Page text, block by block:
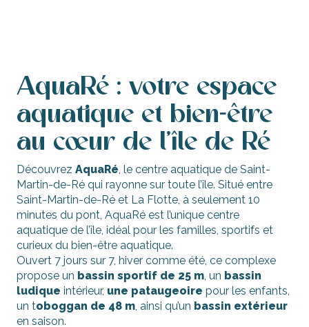
AquaRé : votre espace
aquatique et bien-être
au cœur de l’île de Ré
Découvrez AquaRé, le centre aquatique de Saint-
Martin-de-Ré qui rayonne sur toute l’île. Situé entre
Saint-Martin-de-Ré et La Flotte, à seulement 10
minutes du pont, AquaRé est l’unique centre
aquatique de l’île, idéal pour les familles, sportifs et
curieux du bien-être aquatique.
Ouvert 7 jours sur 7, hiver comme été, ce complexe
propose un bassin sportif de 25 m, un bassin
ludique intérieur, une pataugeoire pour les enfants,
un toboggan de 48 m, ainsi qu’un bassin extérieur
en saison.